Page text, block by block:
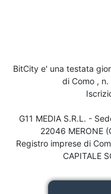
BitCity e' una testata
di Como ,
G11 MEDIA S.R.L. -
22046 MERONE
Registro imprese di
CAPITALE